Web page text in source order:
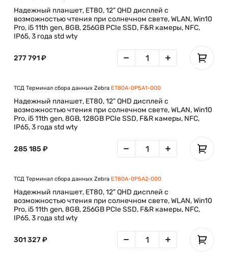
Надежный планшет, ET80, 12" QHD дисплей с
возможностью чтения при солнечном свете, WLAN, Win10
Pro, i5 11th gen, 8GB, 256GB PCIe SSD, F&R камеры, NFC,
IP65, 3 года std wty
277 791 ₽
ТСД Терминал сбора данных Zebra ET80A-0P5A1-000
Надежный планшет, ET80, 12" QHD дисплей с
возможностью чтения при солнечном свете, WLAN, Win10
Pro, i5 11th gen, 8GB, 128GB PCIe SSD, F&R камеры, NFC,
IP65, 3 года std wty
285 185 ₽
ТСД Терминал сбора данных Zebra ET80A-0P5A2-000
Надежный планшет, ET80, 12" QHD дисплей с
возможностью чтения при солнечном свете, WLAN, Win10
Pro, i5 11th gen, 8GB, 256GB PCIe SSD, F&R камеры, NFC,
IP65, 3 года std wty
301 327 ₽